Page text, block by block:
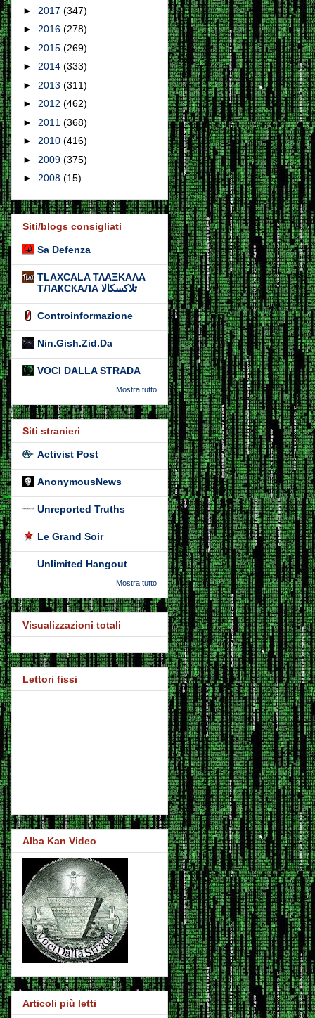
► 2017 (347)
► 2016 (278)
► 2015 (269)
► 2014 (333)
► 2013 (311)
► 2012 (462)
► 2011 (368)
► 2010 (416)
► 2009 (375)
► 2008 (15)
Siti/blogs consigliati
Sa Defenza
TLAXCALA ΤΛΑΞΚΑΛΑ
ТЛАКСКАЛА تلاكسكالا
Controinformazione
Nin.Gish.Zid.Da
VOCI DALLA STRADA
Mostra tutto
Siti stranieri
Activist Post
AnonymousNews
Unreported Truths
Le Grand Soir
Unlimited Hangout
Mostra tutto
Visualizzazioni totali
Lettori fissi
Alba Kan Video
Articoli più letti